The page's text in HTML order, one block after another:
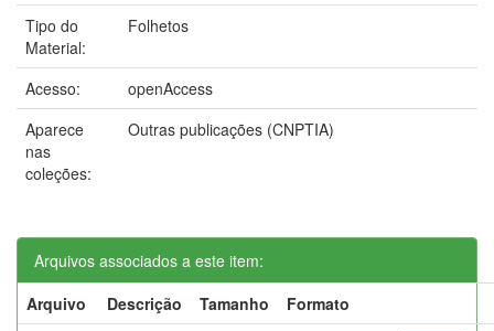
Tipo do
Material:
Folhetos
Acesso:
openAccess
Aparece
nas
coleções:
Outras publicações (CNPTIA)
Arquivos associados a este item:
Arquivo
Descrição Tamanho
Formato